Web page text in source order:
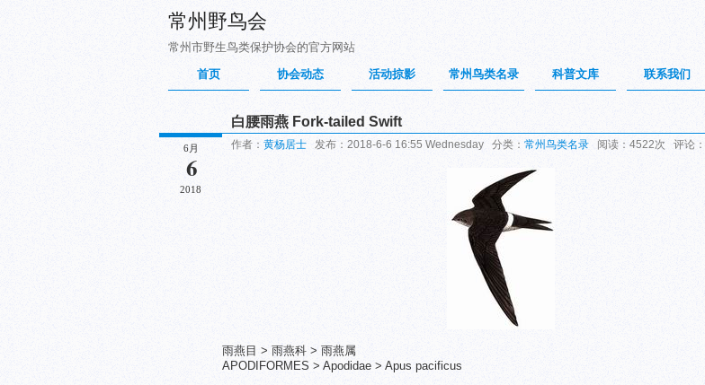
常州野鸟会
常州市野生鸟类保护协会的官方网站
首页 协会动态 活动掠影 常州鸟类名录 科普文库 联系我们
6月
6
2018
白腰雨燕 Fork-tailed Swift
作者： 黄杨居士 发布：2018-6-6 16:55 Wednesday 分类： 常州鸟类名录 阅读：4522次 评论：
雨燕目 > 雨燕科 > 雨燕属
APODIFORMES > Apodidae > Apus pacificus